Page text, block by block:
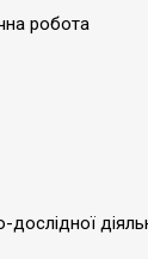
робота